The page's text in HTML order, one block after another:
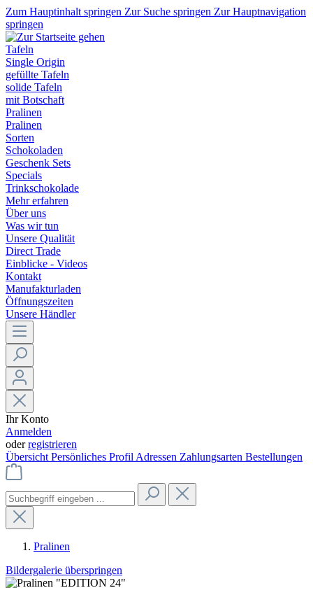
Zum Hauptinhalt springen Zur Suche springen Zur Hauptnavigation
springen
Tafeln
Single Origin
gefüllte Tafeln
solide Tafeln
mit Botschaft
Pralinen
Pralinen
Sorten
Schokoladen
Geschenk Sets
Specials
Trinkschokolade
Mehr erfahren
Über uns
Was wir tun
Unsere Qualität
Direct Trade
Einblicke - Videos
Kontakt
Manufakturladen
Öffnungszeiten
Unsere Händler
Ihr Konto
Anmelden
oderregistrieren
Übersicht Persönliches Profil Adressen Zahlungsarten Bestellungen
Pralinen
Bildergalerie überspringen